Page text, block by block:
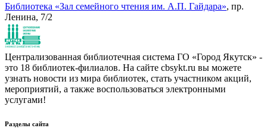
Библиотека «Зал семейного чтения им. А.П. Гайдара», пр.
Ленина, 7/2
Централизованная библиотечная система ГО «Город Якутск» -
это 18 библиотек-филиалов. На сайте cbsykt.ru вы можете
узнать новости из мира библиотек, стать участником акций,
мероприятий, а также воспользоваться электронными
услугами!
Разделы сайта